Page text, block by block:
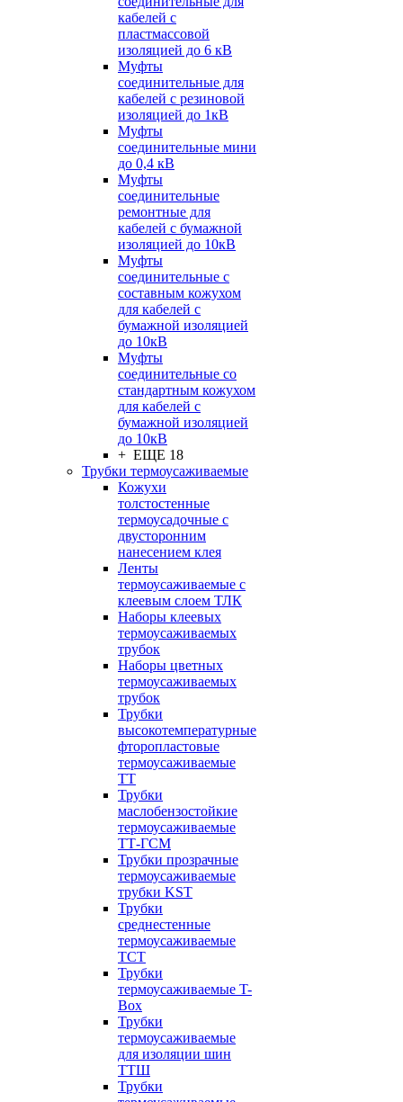
кабелей с
пластмассовой
изоляцией до 6 кВ
Муфты
соединительные для
кабелей с резиновой
изоляцией до 1кВ
Муфты
соединительные мини
до 0,4 кВ
Муфты
соединительные
ремонтные для
кабелей с бумажной
изоляцией до 10кВ
Муфты
соединительные с
составным кожухом
для кабелей с
бумажной изоляцией
до 10кВ
Муфты
соединительные со
стандартным кожухом
для кабелей с
бумажной изоляцией
до 10кВ
+ ЕЩЕ 18
Трубки термоусаживаемые
Кожухи
толстостенные
термоусадочные с
двусторонним
нанесением клея
Ленты
термоусаживаемые с
клеевым слоем ТЛК
Наборы клеевых
термоусаживаемых
трубок
Наборы цветных
термоусаживаемых
трубок
Трубки
высокотемпературные
фторопластовые
термоусаживаемые
ТТ
Трубки
маслобензостойкие
термоусаживаемые
ТТ-ГСМ
Трубки прозрачные
термоусаживаемые
трубки KST
Трубки
среднестенные
термоусаживаемые
ТСТ
Трубки
термоусаживаемые T-
Box
Трубки
термоусаживаемые
для изоляции шин
ТТШ
Трубки